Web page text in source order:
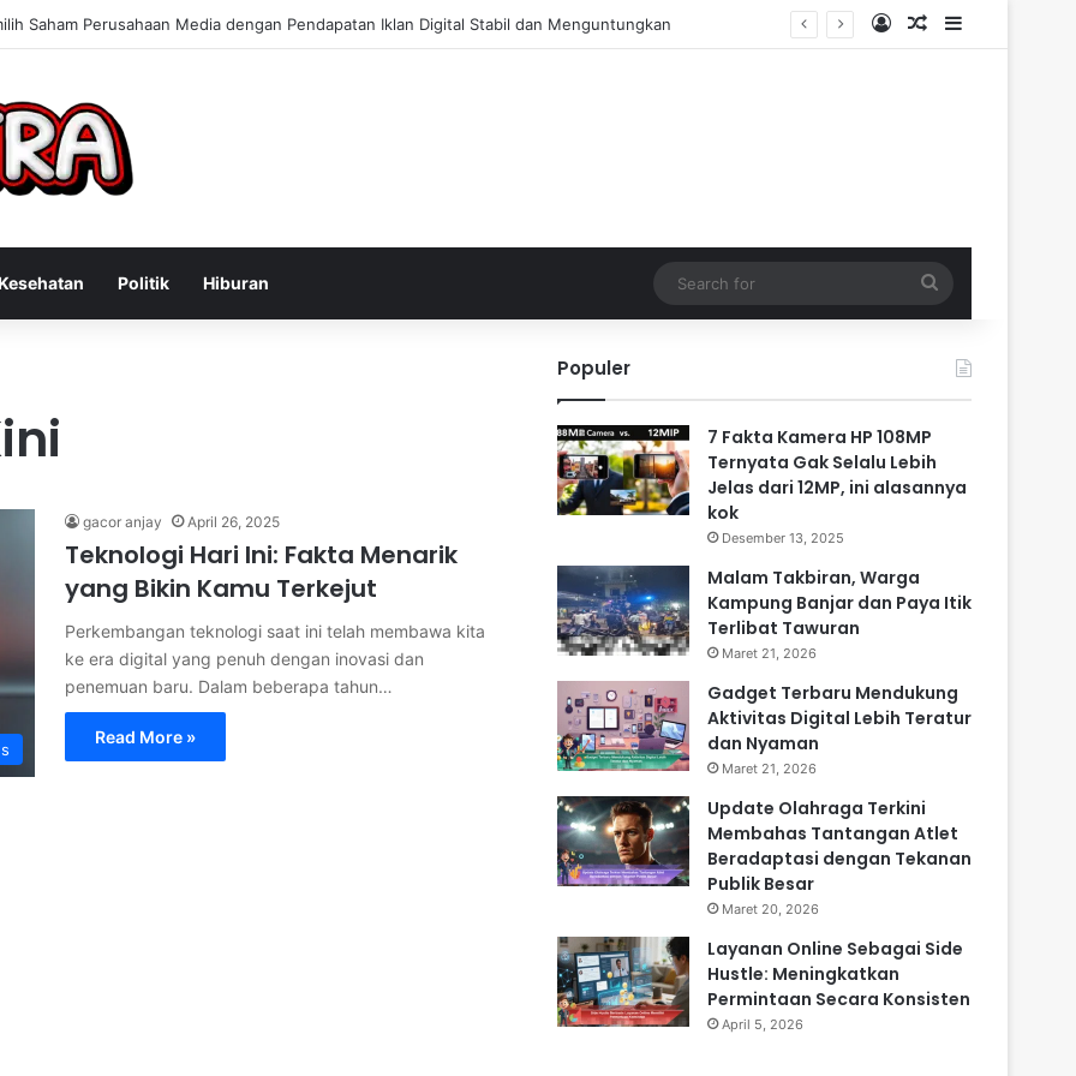
Bisnis Online untuk Meningkatkan Pendapatan Berdasarkan Pengalaman Praktis Log InRandom Article
Sidebar
Politik Hiburan
for
gacor anjay April 26, 2025
Teknologi Hari Ini: Fakta Menarik
yang Bikin Kamu Terkejut
Perkembangan teknologi saat ini telah membawa kita
ke era digital yang penuh dengan inovasi dan
penemuan baru. Dalam beberapa tahun…
Read More »
Populer
7 Fakta Kamera HP 108MP
Ternyata Gak Selalu Lebih
Jelas dari 12MP, ini alasannya
kok
Desember 13, 2025
Malam Takbiran, Warga
Kampung Banjar dan Paya Itik
Terlibat Tawuran
Maret 21, 2026
Gadget Terbaru Mendukung
Aktivitas Digital Lebih Teratur
dan Nyaman
Maret 21, 2026
Update Olahraga Terkini
Membahas Tantangan Atlet
Beradaptasi dengan Tekanan
Publik Besar
Maret 20, 2026
Layanan Online Sebagai Side
Hustle: Meningkatkan
Permintaan Secara Konsisten
April 5, 2026